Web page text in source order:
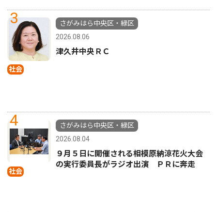
3
社会
さがみはら中央区・緑区
2026.08.06
津久井中央ＲＣ
4
社会
さがみはら中央区・緑区
2026.08.04
９月５日に開催される相模原納涼花火大会
の実行委員長がラジオ出演 ＰＲに奔走